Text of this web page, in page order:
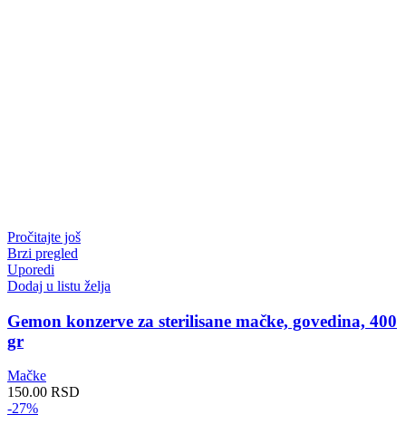
Pročitajte još
Brzi pregled
Uporedi
Dodaj u listu želja
Gemon konzerve za sterilisane mačke, govedina, 400
gr
Mačke
150.00 RSD
-27%